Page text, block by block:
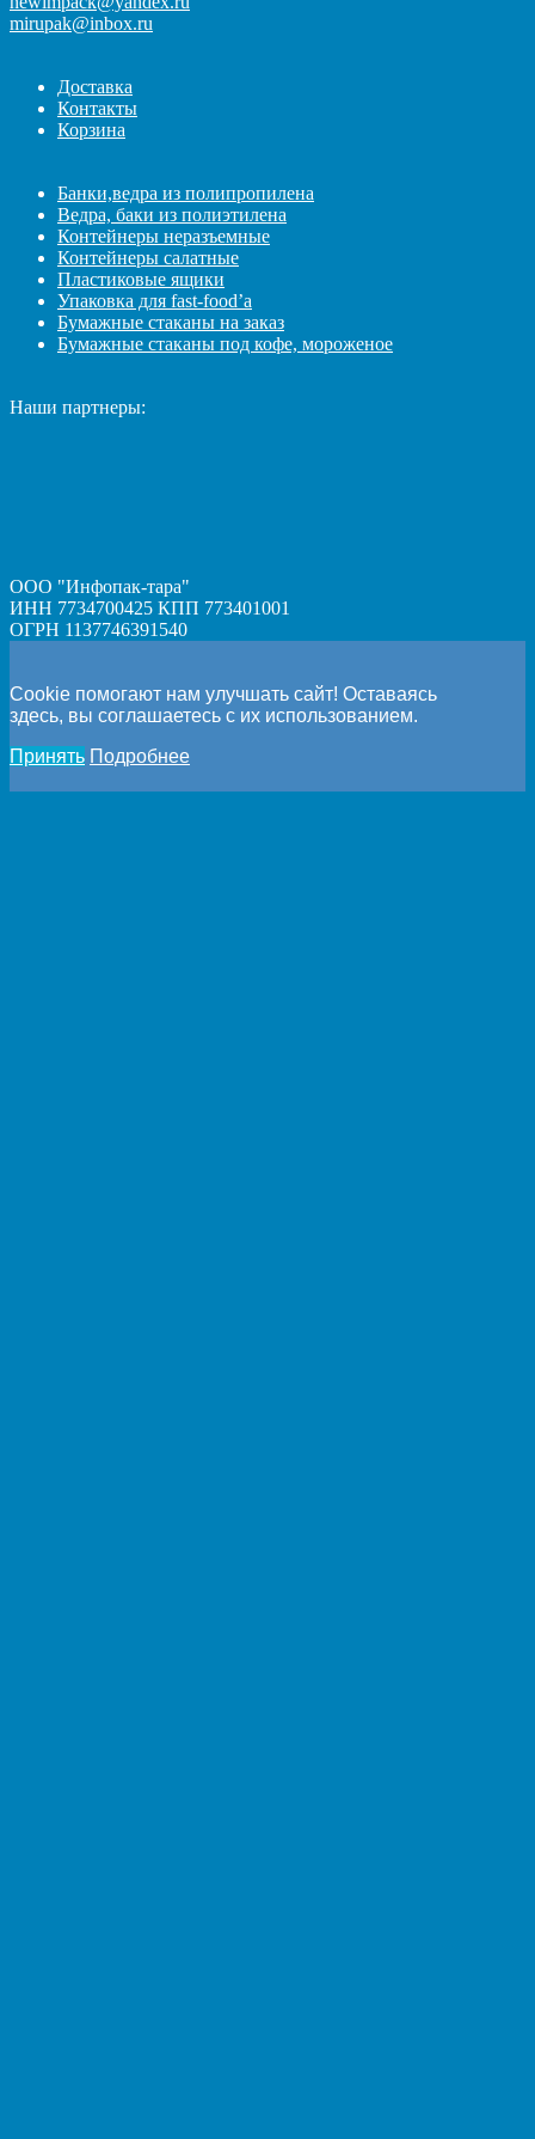
mirupak@inbox.ru
Доставка
Контакты
Корзина
Банки,ведра из полипропилена
Ведра, баки из полиэтилена
Контейнеры неразъемные
Контейнеры салатные
Пластиковые ящики
Упаковка для fast-food’а
Бумажные стаканы на заказ
Бумажные стаканы под кофе, мороженое
Наши партнеры:
ООО "Инфопак-тара"
ИНН 7734700425 КПП 773401001
ОГРН 1137746391540
Cookie помогают нам улучшать сайт! Оставаясь
здесь, вы соглашаетесь с их использованием.
Принять Подробнее